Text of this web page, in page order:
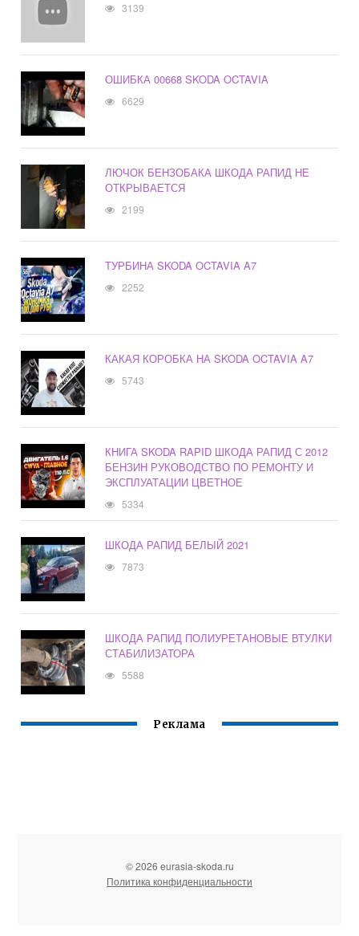
3139
ОШИБКА 00668 SKODA OCTAVIA
6629
ЛЮЧОК БЕНЗОБАКА ШКОДА РАПИД НЕ
ОТКРЫВАЕТСЯ
2199
ТУРБИНА SKODA OCTAVIA A7
2252
КАКАЯ КОРОБКА НА SKODA OCTAVIA A7
5743
КНИГА SKODA RAPID ШКОДА РАПИД С 2012
БЕНЗИН РУКОВОДСТВО ПО РЕМОНТУ И
ЭКСПЛУАТАЦИИ ЦВЕТНОЕ
5334
ШКОДА РАПИД БЕЛЫЙ 2021
7873
ШКОДА РАПИД ПОЛИУРЕТАНОВЫЕ ВТУЛКИ
СТАБИЛИЗАТОРА
5588
Реклама
© 2026 eurasia-skoda.ru
Политика конфиденциальности